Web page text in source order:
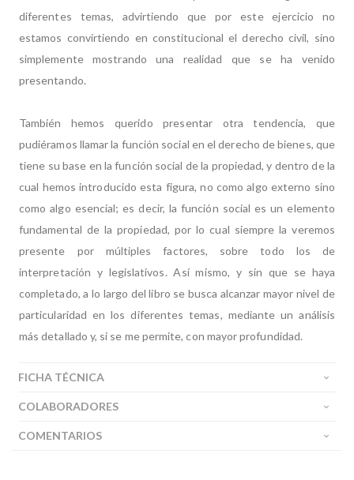
diferentes temas, advirtiendo que por este ejercicio no
estamos convirtiendo en constitucional el derecho civil, sino
simplemente mostrando una realidad que se ha venido
presentando.
También hemos querido presentar otra tendencia, que
pudiéramos llamar la función social en el derecho de bienes, que
tiene su base en la función social de la propiedad, y dentro de la
cual hemos introducido esta figura, no como algo externo sino
como algo esencial; es decir, la función social es un elemento
fundamental de la propiedad, por lo cual siempre la veremos
presente por múltiples factores, sobre todo los de
interpretación y legislativos. Así mismo, y sin que se haya
completado, a lo largo del libro se busca alcanzar mayor nivel de
particularidad en los diferentes temas, mediante un análisis
más detallado y, si se me permite, con mayor profundidad.
FICHA TÉCNICA
COLABORADORES
COMENTARIOS